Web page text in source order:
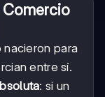
Comercio
para
entre sí.
: si un